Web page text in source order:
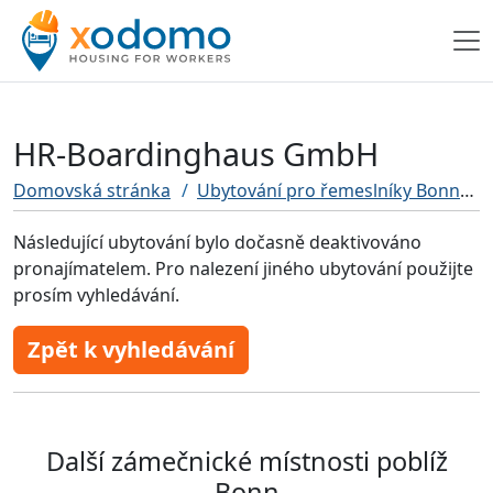
HR-Boardinghaus GmbH
Domovská stránka Ubytování pro řemeslníky Bonn
Následující ubytování bylo dočasně deaktivováno
pronajímatelem. Pro nalezení jiného ubytování použijte
prosím vyhledávání.
Zpět k vyhledávání
Další zámečnické místnosti poblíž